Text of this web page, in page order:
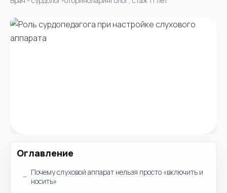
Оглавление
Почему слуховой аппарат нельзя просто «включить и
носить»